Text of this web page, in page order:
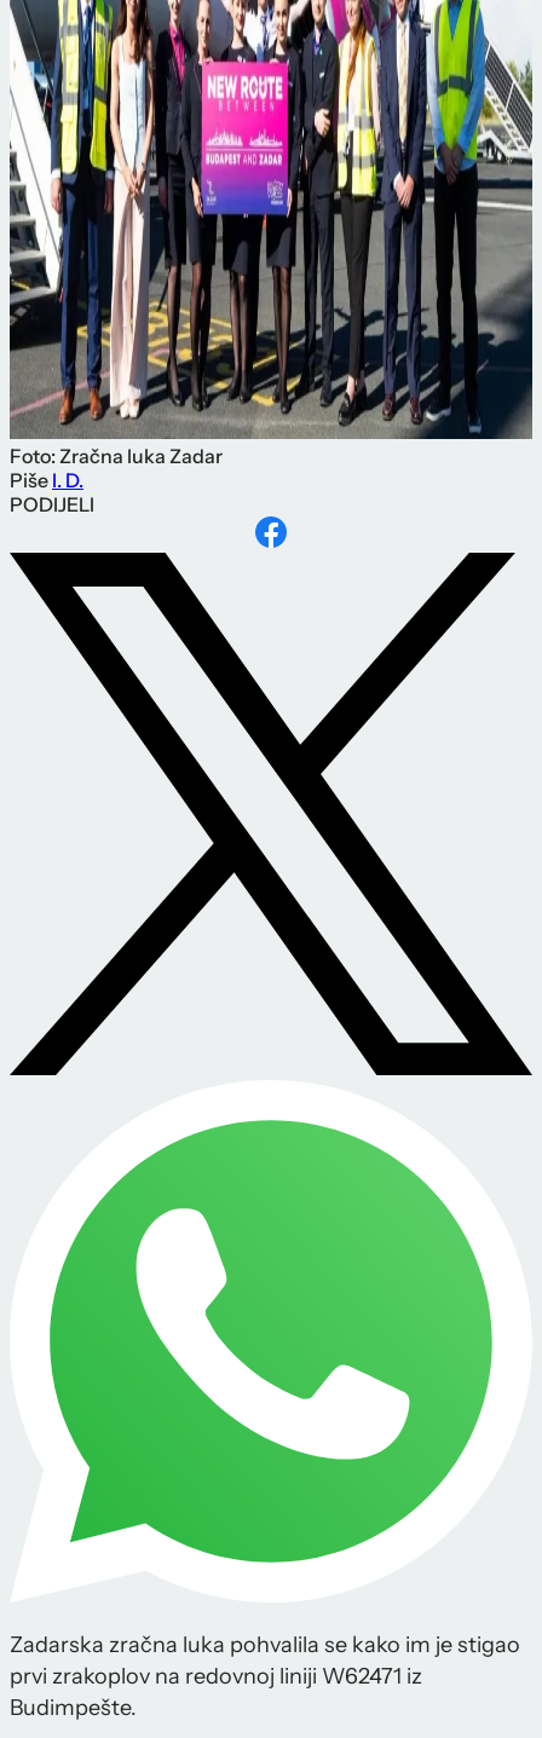
Foto: Zračna luka Zadar
Piše I. D.
PODIJELI
Zadarska zračna luka pohvalila se kako im je stigao
prvi zrakoplov na redovnoj liniji W62471 iz
Budimpešte.